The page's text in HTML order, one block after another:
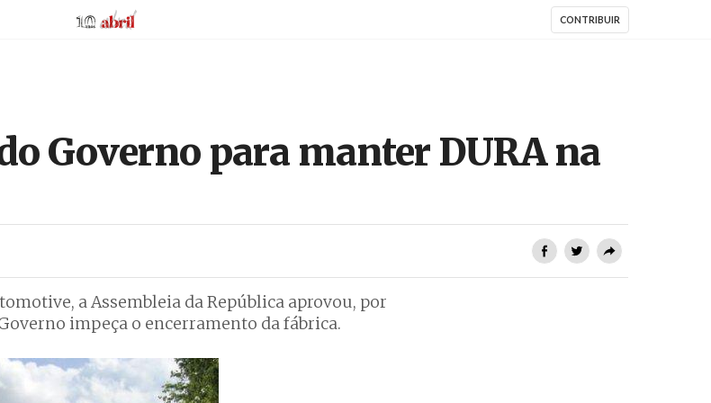
AbrilAbril CONTRIBUIR
Governo para manter DURA na
a Assembleia da República aprovou, por
impeça o encerramento da fábrica.